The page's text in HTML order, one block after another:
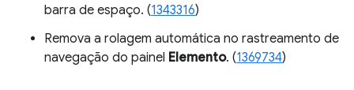
barra de espaço. (1343316)
Remova a rolagem automática no rastreamento de
navegação do painel Elemento. (1369734)